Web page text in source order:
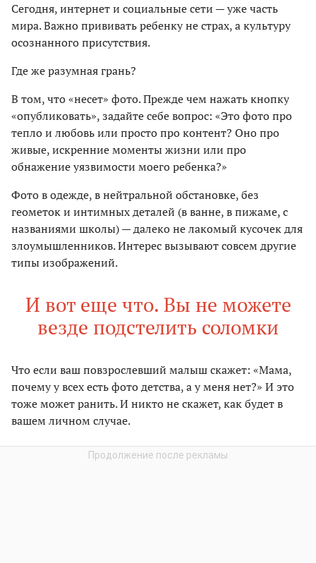
Сегодня, интернет и социальные сети — уже часть
мира. Важно прививать ребенку не страх, а культуру
осознанного присутствия.
Где же разумная грань?
В том, что «несет» фото. Прежде чем нажать кнопку
«опубликовать», задайте себе вопрос: «Это фото про
тепло и любовь или просто про контент? Оно про
живые, искренние моменты жизни или про
обнажение уязвимости моего ребенка?»
Фото в одежде, в нейтральной обстановке, без
геометок и интимных деталей (в ванне, в пижаме, с
названиями школы) — далеко не лакомый кусочек для
злоумышленников. Интерес вызывают совсем другие
типы изображений.
И вот еще что. Вы не можете
везде подстелить соломки
Что если ваш повзрослевший малыш скажет: «Мама,
почему у всех есть фото детства, а у меня нет?» И это
тоже может ранить. И никто не скажет, как будет в
вашем личном случае.